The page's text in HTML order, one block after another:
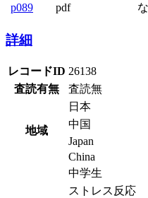
p089 pdf
詳細
レコードID 26138
査読有無
査読無
地域
日本
中国
Japan
China
中学生
ストレス反応